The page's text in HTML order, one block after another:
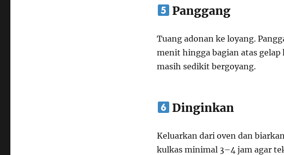
Panggang
Tuang adonan ke loyang.
menit hingga bagian atas
masih sedikit bergoyang.
Dinginkan
Keluarkan dari oven dan
kulkas minimal 3–4 jam agar